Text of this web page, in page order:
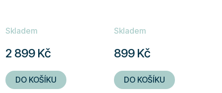
Skladem
2 899 Kč
DO KOŠÍKU
Skladem
899 Kč
DO KOŠÍKU